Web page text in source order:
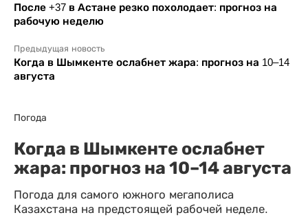
После +37 в Астане резко похолодает: прогноз на
рабочую неделю
Предыдущая новость
Когда в Шымкенте ослабнет жара: прогноз на 10–14
августа
Погода
Когда в Шымкенте ослабнет
жара: прогноз на 10–14 августа
Погода для самого южного мегаполиса
Казахстана на предстоящей рабочей неделе.